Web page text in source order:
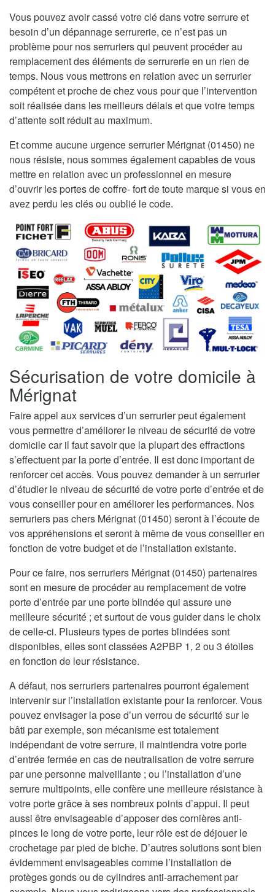
Vous pouvez avoir cassé votre clé dans votre serrure et
besoin d’un dépannage serrurerie, ce n’est pas un
problème pour nos serruriers qui peuvent procéder au
remplacement des éléments de serrurerie en un rien de
temps. Nous vous mettrons en relation avec un serrurier
compétent et proche de chez vous pour que l’intervention
soit réalisée dans les meilleurs délais et que votre temps
d’attente soit réduit au maximum.
Et comme aucune urgence serrurier Mérignat (01450) ne
nous résiste, nous sommes également capables de vous
mettre en relation avec un professionnel en mesure
d’ouvrir les portes de coffre- fort de toute marque si vous en
avez perdu les clés ou oublié le code.
Sécurisation de votre domicile à
Mérignat
Faire appel aux services d’un serrurier peut également
vous permettre d’améliorer le niveau de sécurité de votre
domicile car il faut savoir que la plupart des effractions
s’effectuent par la porte d’entrée. Il est donc important de
renforcer cet accès. Vous pouvez demander à un serrurier
d’étudier le niveau de sécurité de votre porte d’entrée et de
vous conseiller pour en améliorer les performances. Nos
serruriers pas chers Mérignat (01450) seront à l’écoute de
vos appréhensions et seront à même de vous conseiller en
fonction de votre budget et de l’installation existante.
Pour ce faire, nos serruriers Mérignat (01450) partenaires
sont en mesure de procéder au remplacement de votre
porte d’entrée par une porte blindée qui assure une
meilleure sécurité ; et surtout de vous guider dans le choix
de celle-ci. Plusieurs types de portes blindées sont
disponibles, elles sont classées A2PBP 1, 2 ou 3 étoiles
en fonction de leur résistance.
A défaut, nos serruriers partenaires pourront également
intervenir sur l’installation existante pour la renforcer. Vous
pouvez envisager la pose d’un verrou de sécurité sur le
bâti par exemple, son mécanisme est totalement
indépendant de votre serrure, il maintiendra votre porte
d’entrée fermée en cas de neutralisation de votre serrure
par une personne malveillante ; ou l’installation d’une
serrure multipoints, elle confère une meilleure résistance à
votre porte grâce à ses nombreux points d’appui. Il peut
aussi être envisageable d’apposer des cornières anti-
pinces le long de votre porte, leur rôle est de déjouer le
crochetage par pied de biche. D’autres solutions sont bien
évidemment envisageables comme l’installation de
protèges gonds ou de cylindres anti-arrachement par